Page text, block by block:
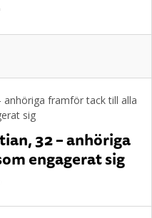
32 – anhöriga
engagerat sig